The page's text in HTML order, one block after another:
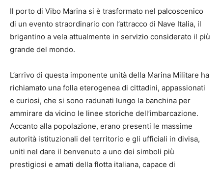
Il porto di Vibo Marina si è trasformato nel palcoscenico
di un evento straordinario con l’attracco di Nave Italia, il
brigantino a vela attualmente in servizio considerato il più
grande del mondo.
L’arrivo di questa imponente unità della Marina Militare ha
richiamato una folla eterogenea di cittadini, appassionati
e curiosi, che si sono radunati lungo la banchina per
ammirare da vicino le linee storiche dell’imbarcazione.
Accanto alla popolazione, erano presenti le massime
autorità istituzionali del territorio e gli ufficiali in divisa,
uniti nel dare il benvenuto a uno dei simboli più
prestigiosi e amati della flotta italiana, capace di